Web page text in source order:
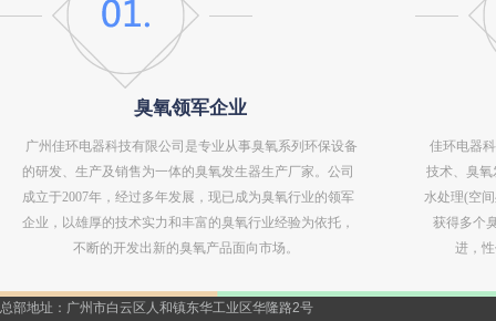
臭氧领军企业
广州佳环电器科技有限公司是专业从事臭氧系列环保设备
的研发、生产及销售为一体的臭氧发生器生产厂家。公司
成立于2007年，经过多年发展，现已成为臭氧行业的领军
企业，以雄厚的技术实力和丰富的臭氧行业经验为依托，
不断的开发出新的臭氧产品面向市场。
佳环电器
技术、臭
水处理(空
获得多个
进，
总部地址：广州市白云区人和镇东华工业区华隆路2号